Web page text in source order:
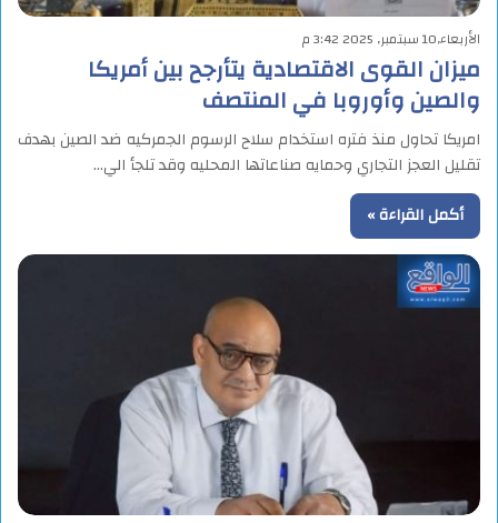
الأربعاء,10 سبتمبر, 2025 3:42 م
ميزان القوى الاقتصادية يتأرجح بين أمريكا
والصين وأوروبا في المنتصف
امريكا تحاول منذ فتره استخدام سلاح الرسوم الجمركيه ضد الصين بهدف
تقليل العجز التجاري وحمايه صناعاتها المحليه وقد تلجأ الي…
أكمل القراءة »